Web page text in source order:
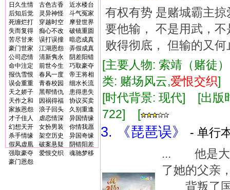
日久生情
古色古香
近水楼台
后知后觉
灵异神怪
斗气冤家
死缠烂打
穿越时空
摩登世界
失而复得
痴心不改
破镜重圆
苦尽甘来
误打误撞
暗恋成真
豪门世家
江湖恩怨
弄假成真
公司恋情
清新隽永
阴差阳错
命中注定
前世今生
巧取豪夺
报仇雪恨
春风一度
帝王将相
误会重重
青春校园
细水长流
天之娇子
黑帮情仇
患得患失
天作之和
因祸得福
协议买卖
家族恩怨
浪子回头
久别重逢
才子佳人
虐恋情深
异国情缘
幻想天开
女扮男装
你情我愿
杀手情缘
架空历史
异国奇缘
假凤虚凰
破案悬疑
阴错阳差
强取豪夺
爱恨交织
魂驰梦移
豪门恩怨
有权有势 是赌城霸主
要他输， 不是用武，
败得彻底， 但输的又
[主要人物: 索靖（赌徒
类: 赌场风云,爱恨交织
[时代背景: 现代] [出
722] [
3. 《琵琶误》
- 单行
... 他是大
了她的父
背叛了